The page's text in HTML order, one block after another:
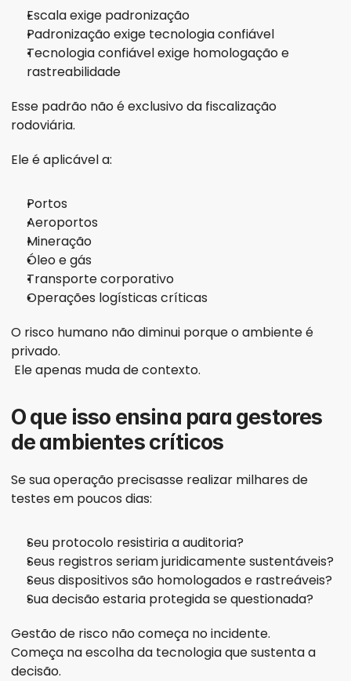
Escala exige padronização
Padronização exige tecnologia confiável
Tecnologia confiável exige homologação e
rastreabilidade
Esse padrão não é exclusivo da fiscalização
rodoviária.
Ele é aplicável a:
Portos
Aeroportos
Mineração
Óleo e gás
Transporte corporativo
Operações logísticas críticas
O risco humano não diminui porque o ambiente é
privado.
Ele apenas muda de contexto.
O que isso ensina para gestores
de ambientes críticos
Se sua operação precisasse realizar milhares de
testes em poucos dias:
Seu protocolo resistiria a auditoria?
Seus registros seriam juridicamente sustentáveis?
Seus dispositivos são homologados e rastreáveis?
Sua decisão estaria protegida se questionada?
Gestão de risco não começa no incidente.
Começa na escolha da tecnologia que sustenta a
decisão.